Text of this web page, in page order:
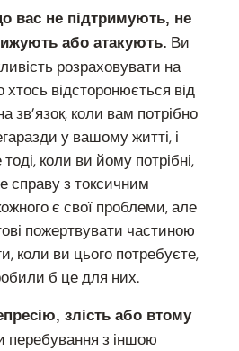
вас не підтримують, не
або атакують. Ви
розраховувати на
хтось відсторонюється від
зв’язок, коли вам потрібно
у вашому житті, і
коли ви йому потрібні,
справу з токсичним
є свої проблеми, але
пожертвувати частиною
коли ви цього потребуєте,
б це для них.
злість або втому
перебування з іншою